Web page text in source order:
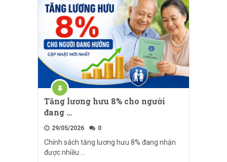
Tăng lương hưu 8% cho người
đang …
29/05/2026 0
Chính sách tăng lương hưu 8% đang nhận
được nhiều …